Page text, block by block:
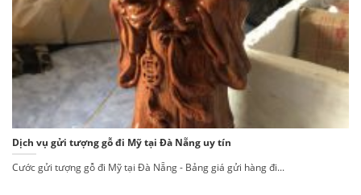
Dịch vụ gửi tượng gỗ đi Mỹ tại Đà Nẵng uy tín
Cước gửi tượng gỗ đi Mỹ tại Đà Nẵng - Bảng giá gửi hàng đi...